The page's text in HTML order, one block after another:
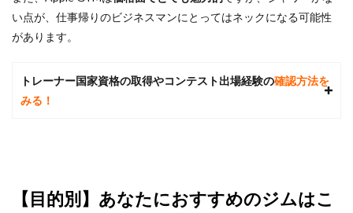
い点が、仕事帰りのビジネスマンにとってはネックになる可能性
があります。
トレーナー国家資格の取得やコンテスト出場経験の確認方法を
みる！
【目的別】あなたにおすすめのジムはこ